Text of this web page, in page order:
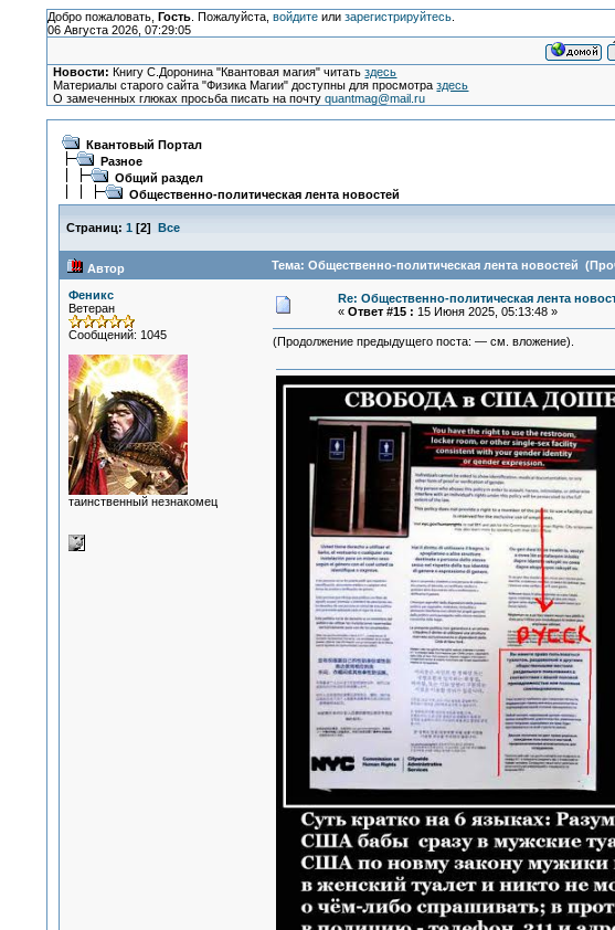
Добро пожаловать, Гость. Пожалуйста, войдитеили зарегистрируйтесь.
06 Августа 2026, 07:29:05
Новости: Книгу С.Доронина "Квантовая магия" читатьздесь
Материалы старого сайта "Физика Магии" доступны для просмотраздесь
О замеченных глюках просьба писать на почтуquantmag@mail.ru
Квантовый Портал
Разное
Общий раздел
Общественно-политическая лента новостей
Страниц: 1 [2] Все
Автор Тема: Общественно-политическая лента новостей
Феникс
Ветеран
Сообщений: 1045
таинственный незнакомец
Re: Общественно-политическая лента
« Ответ #15 : 15 Июня 2025, 05:13:48 »
(Продолжение предыдущего поста: — см. вложение).